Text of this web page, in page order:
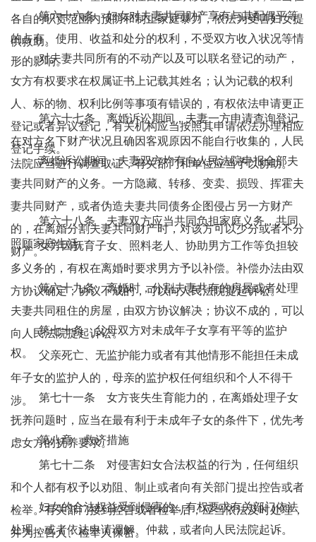
各自的职责范围内预防和制止家庭暴力，依法为受害妇女提
供救助。
第六十六条 妇女对夫妻共同财产享有与其配偶平等
的占有、使用、收益和处分的权利，不受双方收入状况等情
形的影响。对夫妻共同所有的不动产以及可以联名登记的动产，
女方有权要求在权属证书上记载其姓名；认为记载的权利
人、标的物、权利比例等事项有错误的，有权依法申请更正
登记或者异议登记，有关机构应当按照其申请依法办理相应
登记手续。
第六十七条 离婚诉讼期间，夫妻一方申请查询登记
在对方名下财产状况且确因客观原因不能自行收集的，人民
法院应当进行调查取证，有关部门和单位应当予以协助。
离婚诉讼期间，夫妻双方均有向人民法院申报全部夫
妻共同财产的义务。一方隐藏、转移、变卖、损毁、挥霍夫
妻共同财产，或者伪造夫妻共同债务企图侵占另一方财产
的，在离婚分割夫妻共同财产时，对该方可以少分或者不分
财产。
第六十八条 夫妻双方应当共同负担家庭义务，共同
照顾家庭生活。
女方因抚育子女、照料老人、协助男方工作等负担较
多义务的，有权在离婚时要求男方予以补偿。补偿办法由双
方协议确定；协议不成的，可以向人民法院提起诉讼。
第六十九条 离婚时，分割夫妻共有的房屋或者处理
夫妻共同租住的房屋，由双方协议解决；协议不成的，可以
向人民法院提起诉讼。
第七十条 父母双方对未成年子女享有平等的监护
权。
父亲死亡、无监护能力或者有其他情形不能担任未成
年子女的监护人的，母亲的监护权任何组织和个人不得干
涉。
第七十一条 女方丧失生育能力的，在离婚处理子女
抚养问题时，应当在最有利于未成年子女的条件下，优先考
虑女方的抚养要求。
第八章 救济措施
第七十二条 对侵害妇女合法权益的行为，任何组织
和个人都有权予以劝阻、制止或者向有关部门提出控告或者
检举。有关部门接到控告或者检举后，应当依法及时处理，
并为控告人、检举人保密。
妇女的合法权益受到侵害的，有权要求有关部门依法
处理，或者依法申请调解、仲裁，或者向人民法院起诉。